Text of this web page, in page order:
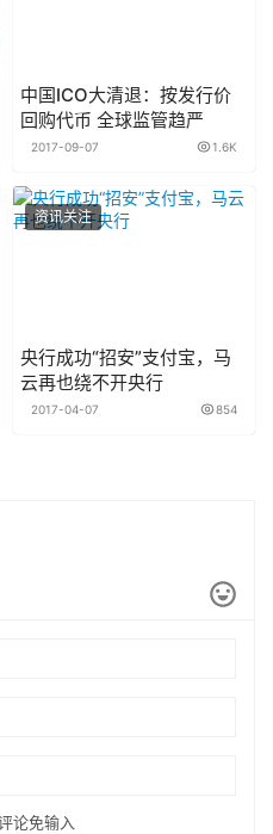
中国ICO大清退：按发行价
回购代币 全球监管趋严
2017-09-07 1.6K
资讯关注
央行成功“招安”支付宝，马
云再也绕不开央行
2017-04-07 854
论免输入